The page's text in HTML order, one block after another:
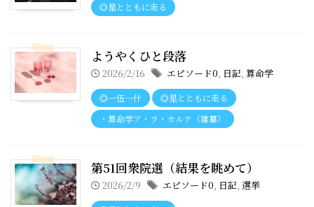
◎星とともに走る
ようやくひと段落
2026/2/16 エピソード0, 日記, 算命学
◎一伍一什
◎星とともに走る
・算命学ア・ラ・カルテ（雑纂）
第51回衆院選（結果を眺めて）
2026/2/9 エピソード0, 日記, 選挙